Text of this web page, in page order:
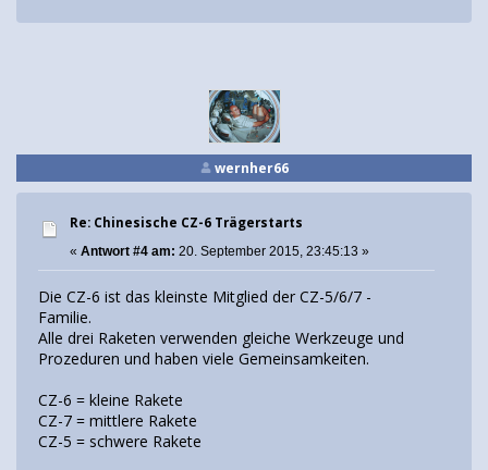
wernher66
Re: Chinesische CZ-6 Trägerstarts
« Antwort #4 am: 20. September 2015, 23:45:13 »
Die CZ-6 ist das kleinste Mitglied der CZ-5/6/7 -
Familie.
Alle drei Raketen verwenden gleiche Werkzeuge und
Prozeduren und haben viele Gemeinsamkeiten.
CZ-6 = kleine Rakete
CZ-7 = mittlere Rakete
CZ-5 = schwere Rakete